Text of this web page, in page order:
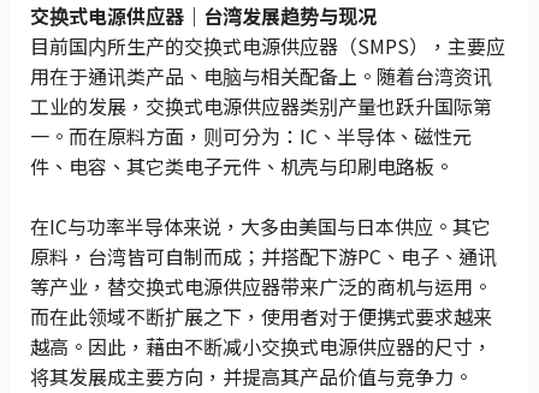
交换式电源供应器｜台湾发展趋势与现况
目前国内所生产的交换式电源供应器（SMPS），主要应
用在于通讯类产品、电脑与相关配备上。随着台湾资讯
工业的发展，交换式电源供应器类别产量也跃升国际第
一。而在原料方面，则可分为：IC、半导体、磁性元
件、电容、其它类电子元件、机壳与印刷电路板。
在IC与功率半导体来说，大多由美国与日本供应。其它
原料，台湾皆可自制而成；并搭配下游PC、电子、通讯
等产业，替交换式电源供应器带来广泛的商机与运用。
而在此领域不断扩展之下，使用者对于便携式要求越来
越高。因此，藉由不断减小交换式电源供应器的尺寸，
将其发展成主要方向，并提高其产品价值与竞争力。